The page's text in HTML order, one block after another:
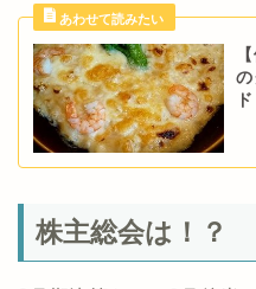
株主総会は！？